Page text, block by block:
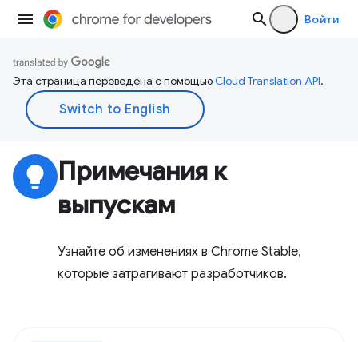
Войти
Эта страница переведена с помощьюCloud Translation API.
lightbulb Примечания к
выпускам
Узнайте об изменениях в Chrome Stable,
которые затрагивают разработчиков.